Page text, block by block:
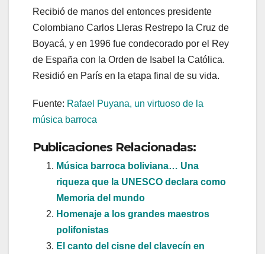
Recibió de manos del entonces presidente
Colombiano Carlos Lleras Restrepo la Cruz de
Boyacá, y en 1996 fue condecorado por el Rey
de España con la Orden de Isabel la Católica.
Residió en París en la etapa final de su vida.
Fuente: Rafael Puyana, un virtuoso de la
música barroca
Publicaciones Relacionadas:
Música barroca boliviana… Una
riqueza que la UNESCO declara como
Memoria del mundo
Homenaje a los grandes maestros
polifonistas
El canto del cisne del clavecín en